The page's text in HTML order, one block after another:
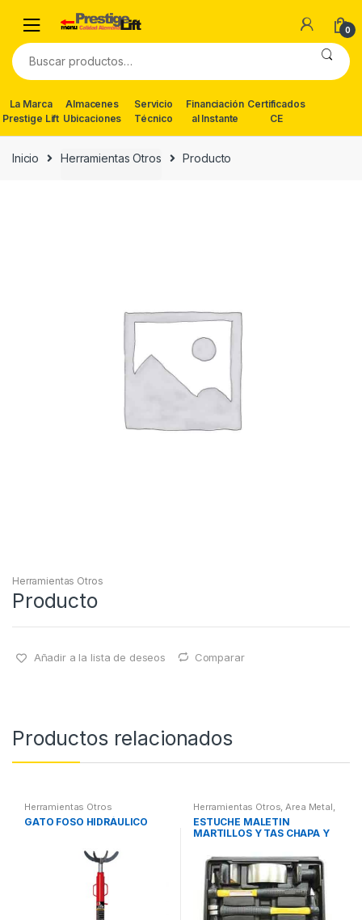
navigation
content
0
Buscar
por:
La Marca
Prestige Lift
Almacenes
Ubicaciones
Servicio
Técnico
Financiación
al Instante
Certificados
CE
Inicio Herramientas Otros Producto
Herramientas Otros
Producto
Añadir a la lista de deseos Comparar
Productos relacionados
Herramientas Otros
GATO FOSO HIDRÁULICO
Herramientas Otros,Area Metal,
Roscas, Herramientas
Pintura,Maletines Herramientas,
Extractores, Compresímetros,
ESTUCHE MALETIN
MARTILLOS Y TAS CHAPA Y